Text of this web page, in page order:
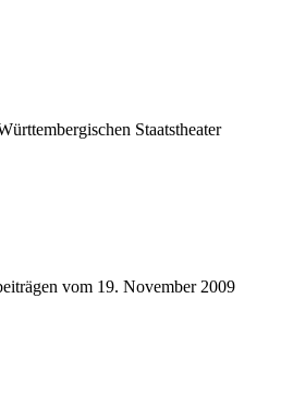
Staatstheater
vom 19. November 2009